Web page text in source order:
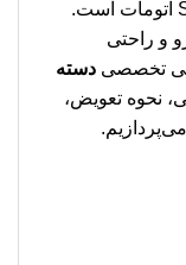
تصمیمات برای دارندگان خودرو جک S5 اتومات است.
و راحتی
تخصصی دسته
نحوه تعویض،